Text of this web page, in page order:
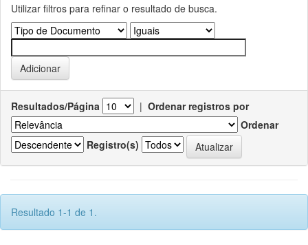
Utilizar filtros para refinar o resultado de busca.
Resultados/Página | Ordenar registros por
Ordenar
Registro(s)
Resultado 1-1 de 1.